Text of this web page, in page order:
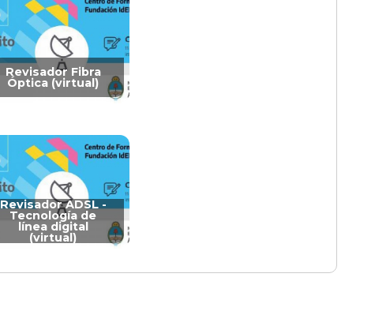
Revisador Fibra
Óptica (virtual)
Revisador ADSL -
Tecnología de
línea digital
(virtual)